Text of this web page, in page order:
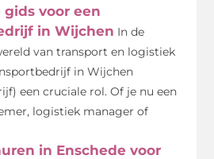
voor een
in Wijchen In de
van transport en logistiek
in Wijchen
een cruciale rol. Of je nu een
logistiek manager of
in Enschede voor